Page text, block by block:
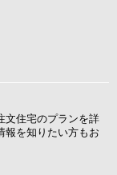
文住宅のプランを詳
報を知りたい方もお